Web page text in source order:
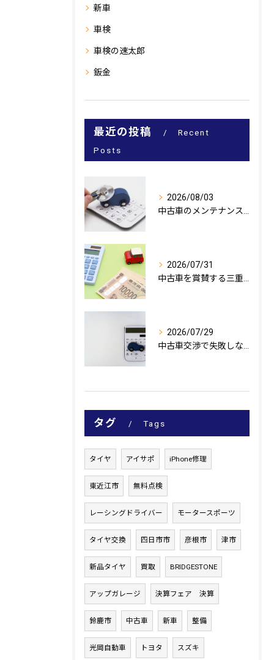
新車
車検
車検の速太郎
鈑金
最近の投稿
Recent
Posts
2026/08/03
2026/07/31
2026/07/29
タグ Tags
タイヤ アイサポ iPhone修理
東近江市 無料点検
レーシングドライバー モータースポーツ
タイヤ交換 四日市市 彦根市 津市
新品タイヤ 買取 BRIDGESTONE
アップガレージ 決算フェア 決算
鈴鹿市 中古車 新車 整備
光岡自動車 トヨタ スズキ